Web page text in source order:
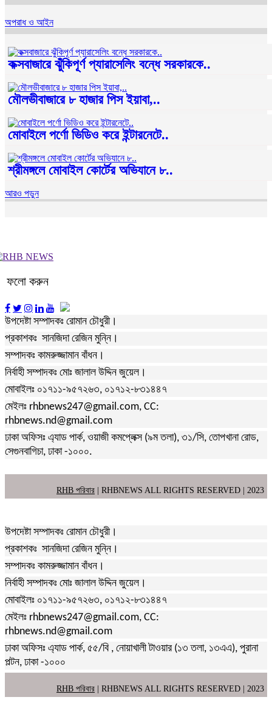
অপরাধ ও আইন
কক্সবাজারে ঝুঁকিপূর্ণ প্যারাসেলিং বন্ধে সরকারকে..
মৌলভীবাজারে ৮ হাজার পিস ইয়াবা,..
মোবাইলে পর্ণো ভিডিও করে ইন্টারনেটে..
শ্রীমঙ্গলে মোবাইল কোর্টের অভিযানে ৮..
আরও পড়ুন
ফলো করুন
উপদেষ্টা সম্পাদকঃ রোমান চৌধুরী।
প্রকাশকঃ সানজিদা রেজিন মুন্নি।
সম্পাদকঃ কামরুজ্জামান বাঁধন।
নির্বাহী সম্পাদকঃ মোঃ জালাল উদ্দিন জুয়েল।
মোবাইলঃ ০১৭১১-৯৫৭২৬৩, ০১৭১২-৮৩১৪৪৭
মেইলঃ rhbnews247@gmail.com, CC:
rhbnews.nd@gmail.com
ঢাকা অফিসঃ এ্যাড পার্ক, ওয়াজী কমপ্লেক্স (৯ম তলা), ৩১/সি, তোপখানা রোড,
সেগুনবাগিচা, ঢাকা -১০০০.
RHB পরিবার | RHBNEWS ALL RIGHTS RESERVED | 2023
উপদেষ্টা সম্পাদকঃ রোমান চৌধুরী।
প্রকাশকঃ সানজিদা রেজিন মুন্নি।
সম্পাদকঃ কামরুজ্জামান বাঁধন।
নির্বাহী সম্পাদকঃ মোঃ জালাল উদ্দিন জুয়েল।
মোবাইলঃ ০১৭১১-৯৫৭২৬৩, ০১৭১২-৮৩১৪৪৭
মেইলঃ rhbnews247@gmail.com, CC:
rhbnews.nd@gmail.com
ঢাকা অফিসঃ এ্যাড পার্ক, ৫৫/বি , নোয়াখালী টাওয়ার (১৩ তলা, ১৩এএ), পুরানা
পল্টন, ঢাকা -১০০০
RHB পরিবার | RHBNEWS ALL RIGHTS RESERVED | 2023